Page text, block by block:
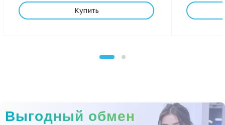
Купить
Выгодный обмен